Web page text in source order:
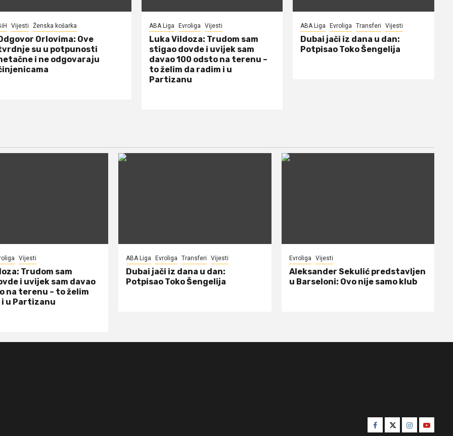
Vijesti Ženska košarka
Orlovima: ​Ove
su u potpunosti
i ne odgovaraju
ABA Liga Evroliga Vijesti
Luka Vildoza: Trudom sam
stigao dovde i uvijek sam
davao 100 odsto na terenu –
to želim da radim i u
Partizanu
ABA Liga Evroliga Transferi Vijesti
Dubai jači iz dana u dan:
Potpisao Toko Šengelija
Vijesti
Trudom sam
i uvijek sam davao
na terenu – to želim
u Partizanu
ABA Liga Evroliga Transferi Vijesti
Dubai jači iz dana u dan:
Potpisao Toko Šengelija
Evroliga Vijesti
Aleksander Sekulić predstavljen
u Barseloni: Ovo nije samo klub
Facebook
TwitterInstagram
Youtube